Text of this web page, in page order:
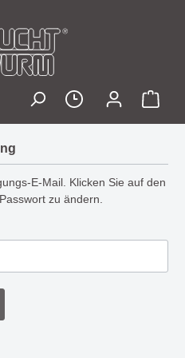
E-Mail. Klicken Sie auf den
zu ändern.